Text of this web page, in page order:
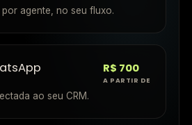
por agente, no seu fluxo.
R$ 700
A PARTIR DE
ao seu CRM.